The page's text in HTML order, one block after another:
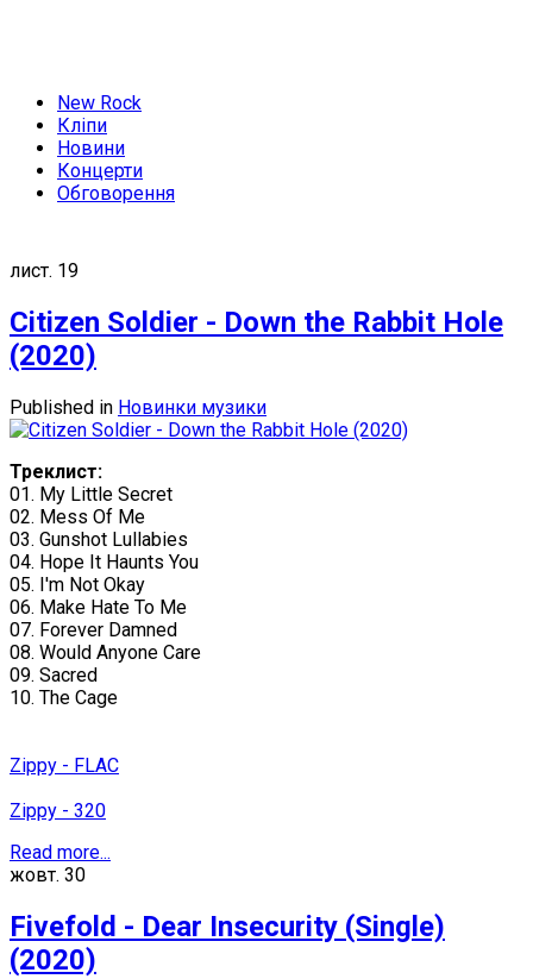
New Rock
Кліпи
Новини
Концерти
Обговорення
лист. 19
Citizen Soldier - Down the Rabbit Hole
(2020)
Published in Новинки музики
Треклист:
01. My Little Secret
02. Mess Of Me
03. Gunshot Lullabies
04. Hope It Haunts You
05. I'm Not Okay
06. Make Hate To Me
07. Forever Damned
08. Would Anyone Care
09. Sacred
10. The Cage
Zippy - FLAC
Zippy - 320
Read more...
жовт. 30
Fivefold - Dear Insecurity (Single)
(2020)